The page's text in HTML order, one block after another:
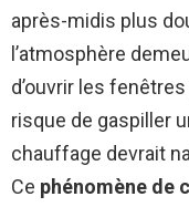
après-midis plus
l’atmosphère
d’ouvrir les
risque de gaspiller
chauffage devrait
Ce phénomène de